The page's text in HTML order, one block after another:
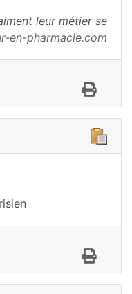
leur métier se
en-pharmacie.com